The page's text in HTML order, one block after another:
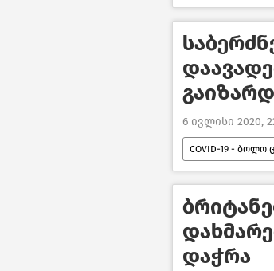
საქართველო
6 ივლისი 2020,
COVID-19 - ბოლო
დაჭრა